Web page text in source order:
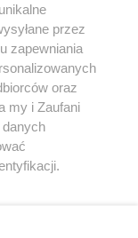
Youtube
przez
zapewniania
oraz
my i Zaufani